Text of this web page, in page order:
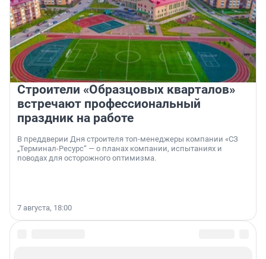
Строители «Образцовых кварталов»
встречают профессиональный
праздник на работе
В преддверии Дня строителя топ-менеджеры компании «СЗ
„Терминал-Ресурс“ — о планах компании, испытаниях и
поводах для осторожного оптимизма.
7 августа, 18:00